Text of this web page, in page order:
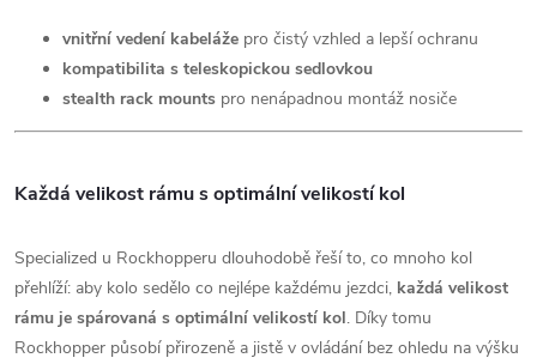
vnitřní vedení kabeláže pro čistý vzhled a lepší ochranu
kompatibilita s teleskopickou sedlovkou
stealth rack mounts pro nenápadnou montáž nosiče
Každá velikost rámu s optimální velikostí kol
Specialized u Rockhopperu dlouhodobě řeší to, co mnoho kol
přehlíží: aby kolo sedělo co nejlépe každému jezdci, každá velikost
rámu je spárovaná s optimální velikostí kol. Díky tomu
Rockhopper působí přirozeně a jistě v ovládání bez ohledu na výšku